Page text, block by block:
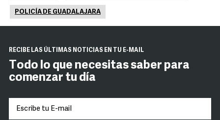
POLICÍA DE GUADALAJARA
RECIBE LAS ÚLTIMAS NOTICIAS EN TU E-MAIL
Todo lo que necesitas saber para
comenzar tu día